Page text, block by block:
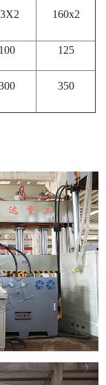
160x2
100 125
350